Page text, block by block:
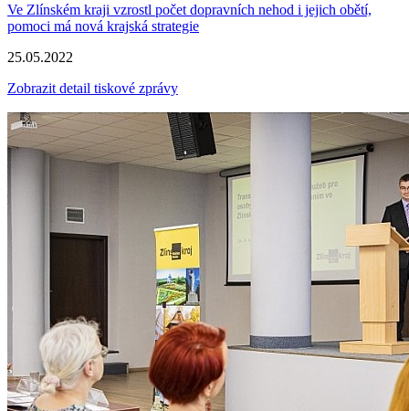
Ve Zlínském kraji vzrostl počet dopravních nehod i jejich obětí,
pomoci má nová krajská strategie
25.05.2022
Zobrazit detail tiskové zprávy